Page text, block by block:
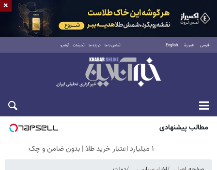
فارسی العربية English تماس با ما درباره ما تبلیغات آرشیو
شنبه ۱۷ مرداد ۱۴۰۵
مطالب پیشنهادی
۱ میلیارد اعتبار خرید طلا | بدون ضامن و چک
×